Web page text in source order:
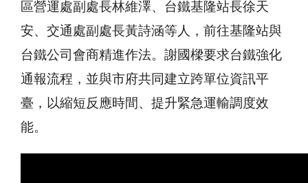
區營運處副處長林維澤、台鐵基隆站長徐天
安、交通處副處長黃詩涵等人，前往基隆站與
台鐵公司會商精進作法。謝國樑要求台鐵強化
通報流程，並與市府共同建立跨單位資訊平
臺，以縮短反應時間、提升緊急運輸調度效
能。